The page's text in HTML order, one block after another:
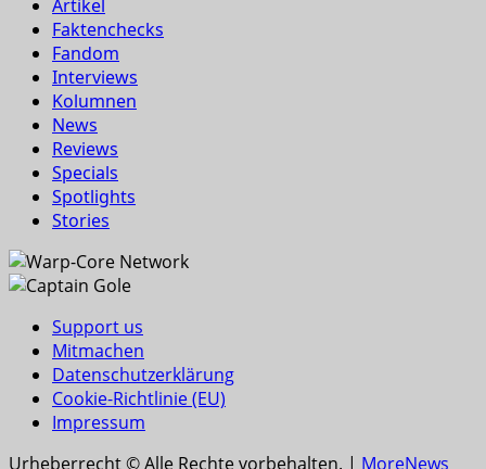
Artikel
Faktenchecks
Fandom
Interviews
Kolumnen
News
Reviews
Specials
Spotlights
Stories
Support us
Mitmachen
Datenschutzerklärung
Cookie-Richtlinie (EU)
Impressum
Urheberrecht © Alle Rechte vorbehalten. | MoreNews